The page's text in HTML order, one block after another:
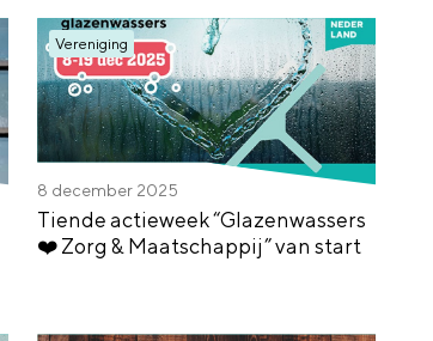
Vereniging
8 december 2025
Tiende actieweek “Glazenwassers
❤️ Zorg & Maatschappij” van start